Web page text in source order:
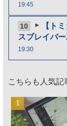
19:45
10
【ト
スブレイバ
19:30
こちらも人気記